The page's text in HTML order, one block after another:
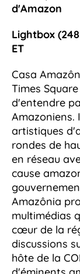
d'Amazon
Lightbox (248
ET
Casa
Times
d'entendre
Amazoniens.
artistiques
rondes de
en réseau
cause
Amazônia
multimédias
cœur de la
discussions
hôte de la